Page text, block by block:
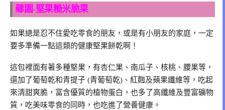
薌園-堅果糙米脆果
如果總是忍不住愛吃零食的朋友，或是有小朋友的家庭，一定
要多準備一點這類的健康堅果餅乾啊！
這包裡面有著多種堅果，有杏仁果、南瓜子、核桃、腰果等，
還加了葡萄乾和青提子 (青葡萄乾)、紅麴及蘋果纖維等，吃起
來清甜爽脆，富含優質的植物蛋白，也多了高纖維及豐富礦物
質，吃美味零食的同時，也吃進了營養健康。